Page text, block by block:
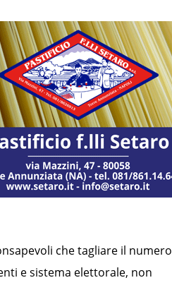
che tagliare il numero
e sistema elettorale, non